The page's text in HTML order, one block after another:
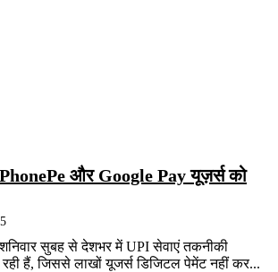
और Google Pay यूज़र्स को
सुबह से देशभर में UPI सेवाएं तकनीकी
हैं, जिससे लाखों यूजर्स डिजिटल पेमेंट नहीं कर...